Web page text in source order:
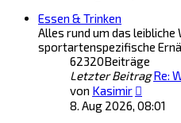
Essen & Trinken
Alles rund um das leibliche
sportartenspezifische
62320Beiträge
Letzter Beitrag Re:
von Kasimir
Beitrag
8. Aug 2026, 08:01